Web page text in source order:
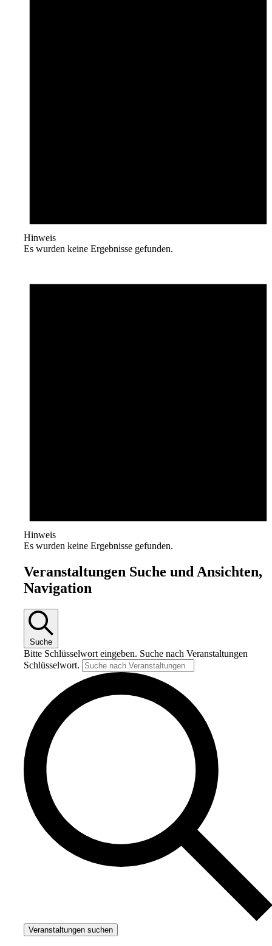
Hinweis
Es wurden keine Ergebnisse gefunden.
Hinweis
Es wurden keine Ergebnisse gefunden.
Veranstaltungen Suche und Ansichten,
Navigation
Suche
Bitte Schlüsselwort eingeben. Suche nach Veranstaltungen
Schlüsselwort.
Veranstaltungen suchen